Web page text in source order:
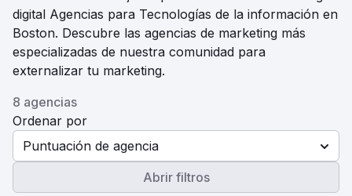
digital Agencias para Tecnologías de la información en
Boston. Descubre las agencias de marketing más
especializadas de nuestra comunidad para
externalizar tu marketing.
8 agencias
Ordenar por
Puntuación de agencia
Abrir filtros